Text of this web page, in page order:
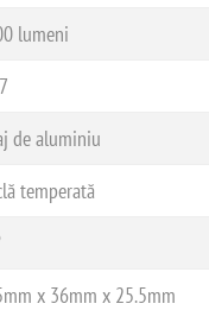
lumeni
de aluminiu
temperată
x 36mm x 25.5mm